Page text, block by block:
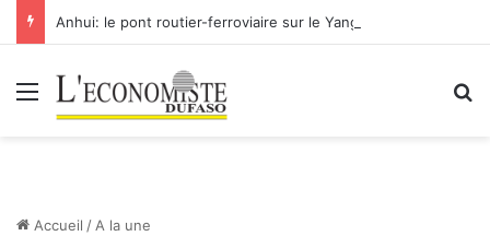
Menu
Accueil / A la une